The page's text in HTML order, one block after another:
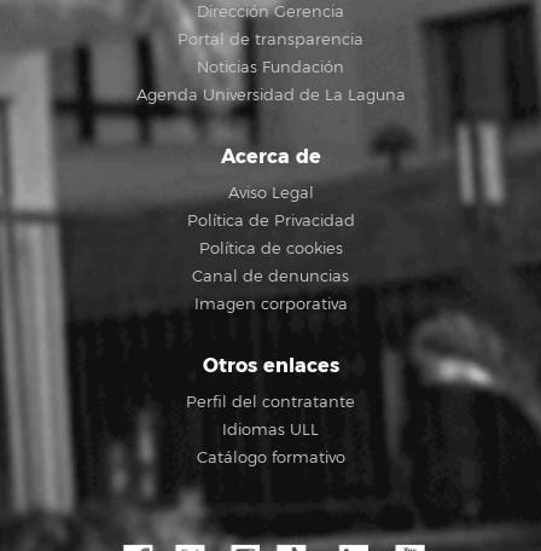
Dirección Gerencia
Portal de transparencia
Noticias Fundación
Agenda Universidad de La Laguna
Acerca de
Aviso Legal
Política de Privacidad
Política de cookies
Canal de denuncias
Imagen corporativa
Otros enlaces
Perfil del contratante
Idiomas ULL
Catálogo formativo